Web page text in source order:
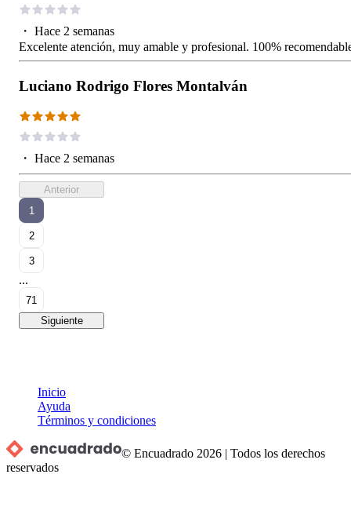
・ Hace 2 semanas
Excelente atención, muy amable y profesional. 100%
Luciano Rodrigo Flores Montalván
・ Hace 2 semanas
Anterior
1
2
3
...
71
Siguiente
Inicio
Ayuda
Términos y condiciones
© Encuadrado 2026 |Todos los derechos
reservados